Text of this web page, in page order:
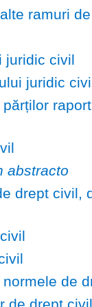
ramuri
juridic civil
juridic
abstracto
drept civil,
de
de drept civil